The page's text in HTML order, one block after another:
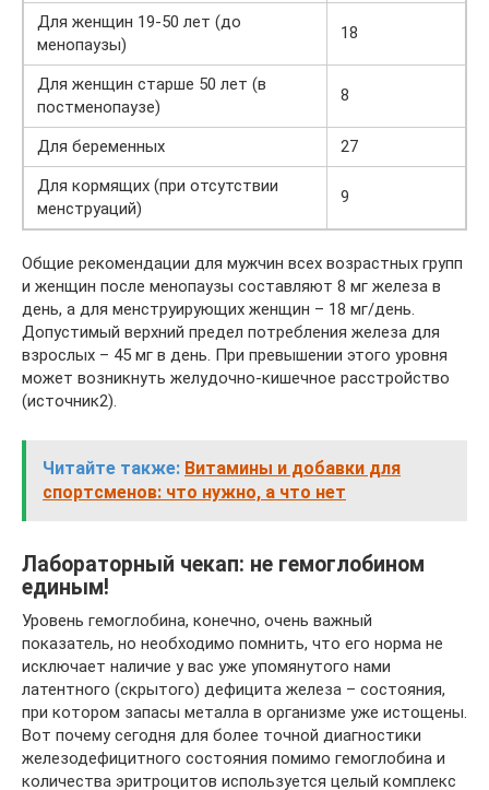
Для женщин 19-50 лет (до
менопаузы)
18
Для женщин старше 50 лет (в
постменопаузе)
8
Для беременных
27
Для кормящих (при отсутствии
менструаций)
9
Общие рекомендации для мужчин всех возрастных групп
и женщин после менопаузы составляют 8 мг железа в
день, а для менструирующих женщин – 18 мг/день.
Допустимый верхний предел потребления железа для
взрослых – 45 мг в день. При превышении этого уровня
может возникнуть желудочно-кишечное расстройство
(источник2).
Читайте также: Витамины и добавки для
спортсменов: что нужно, а что нет
Лабораторный чекап: не гемоглобином
единым!
Уровень гемоглобина, конечно, очень важный
показатель, но необходимо помнить, что его норма не
исключает наличие у вас уже упомянутого нами
латентного (скрытого) дефицита железа – состояния,
при котором запасы металла в организме уже истощены.
Вот почему сегодня для более точной диагностики
железодефицитного состояния помимо гемоглобина и
количества эритроцитов используется целый комплекс